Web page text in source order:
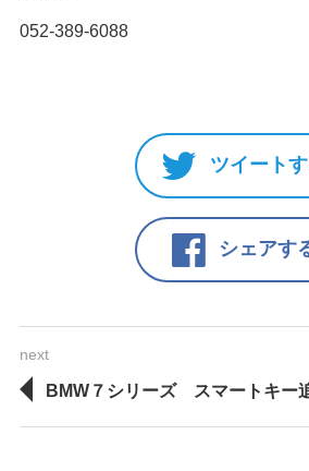
052-389-6088
ツイート
シェアす
next
BMW７シリーズ スマートキー